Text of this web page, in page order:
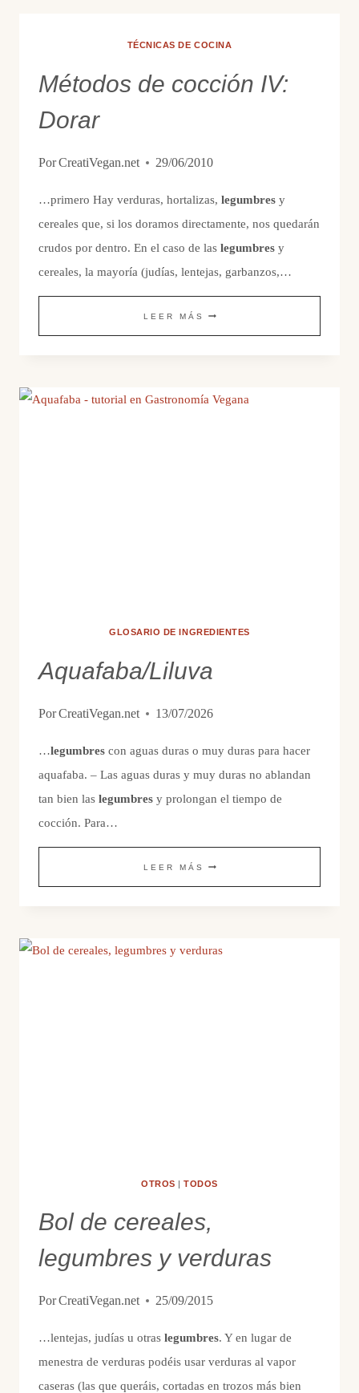
TÉCNICAS DE COCINA
Métodos de cocción IV:
Dorar
PorCreatiVegan.net 29/06/2010
…primero Hay verduras, hortalizas, legumbres y
cereales que, si los doramos directamente, nos quedarán
crudos por dentro. En el caso de las legumbres y
cereales, la mayoría (judías, lentejas, garbanzos,…
LEER MÁS MÉTODOS
DE
GLOSARIO DE INGREDIENTES
Aquafaba/Liluva
PorCreatiVegan.net 13/07/2026
…legumbres con aguas duras o muy duras para hacer
aquafaba. – Las aguas duras y muy duras no ablandan
tan bien las legumbres y prolongan el tiempo de
cocción. Para…
LEER MÁS AQUAFABA/LILUVA
OTROS |TODOS
Bol de cereales,
legumbres y verduras
PorCreatiVegan.net 25/09/2015
…lentejas, judías u otras legumbres. Y en lugar de
menestra de verduras podéis usar verduras al vapor
caseras (las que queráis, cortadas en trozos más bien